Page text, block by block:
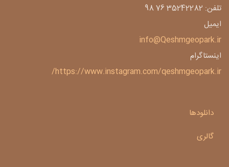
تلفن: 35242282 76 98
ایمیل
info@Qeshmgeopark.ir
اینستاگرام
https://www.instagram.com/qeshmgeopark.ir/
دانلودها
گالری